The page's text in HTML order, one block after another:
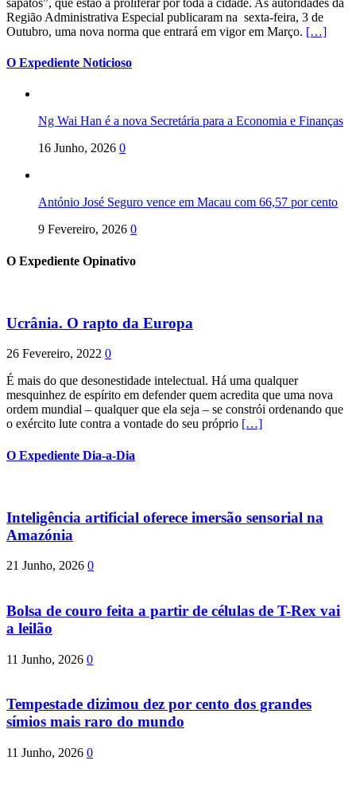
Região Administrativa Especial publicaram na sexta-feira, 3 de
Outubro, uma nova norma que entrará em vigor em Março. […]
O Expediente Noticioso
Ng Wai Han é a nova Secretária para a Economia e Finanças
16 Junho, 2026 0
António José Seguro vence em Macau com 66,57 por cento
9 Fevereiro, 2026 0
O Expediente Opinativo
Ucrânia. O rapto da Europa
26 Fevereiro, 2022 0
É mais do que desonestidade intelectual. Há uma qualquer
mesquinhez de espírito em defender quem acredita que uma nova
ordem mundial – qualquer que ela seja – se constrói ordenando que
o exército lute contra a vontade do seu próprio […]
O Expediente Dia-a-Dia
Inteligência artificial oferece imersão sensorial na
Amazónia
21 Junho, 2026 0
Bolsa de couro feita a partir de células de T-Rex vai
a leilão
11 Junho, 2026 0
Tempestade dizimou dez por cento dos grandes
símios mais raro do mundo
11 Junho, 2026 0